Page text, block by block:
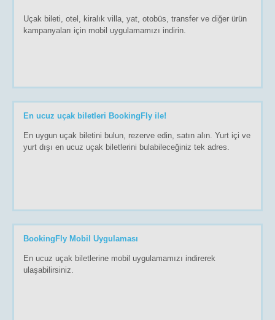
Uçak bileti, otel, kiralık villa, yat, otobüs, transfer ve diğer ürün
kampanyaları için mobil uygulamamızı indirin.
En ucuz uçak biletleri BookingFly ile!
En uygun uçak biletini bulun, rezerve edin, satın alın. Yurt içi ve
yurt dışı en ucuz uçak biletlerini bulabileceğiniz tek adres.
BookingFly Mobil Uygulaması
En ucuz uçak biletlerine mobil uygulamamızı indirerek
ulaşabilirsiniz.